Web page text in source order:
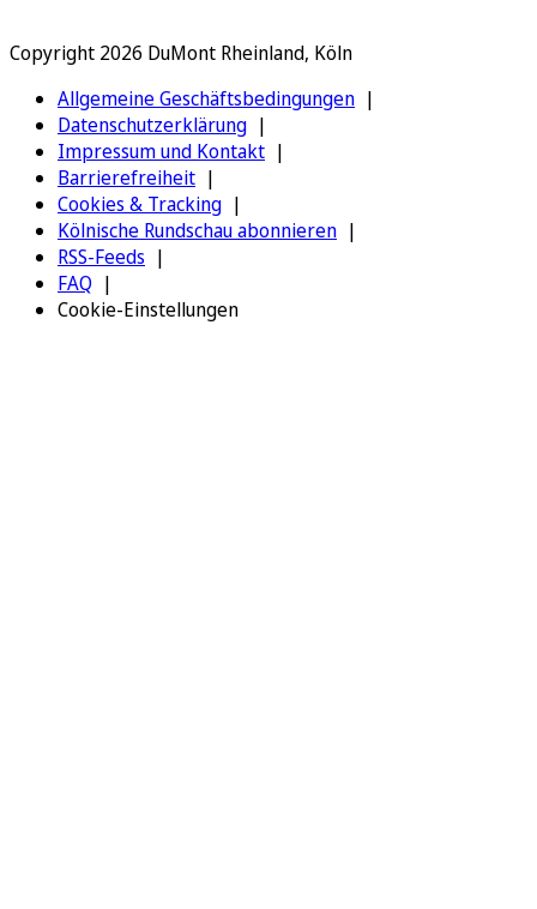
Copyright 2026 DuMont Rheinland, Köln
Allgemeine Geschäftsbedingungen
Datenschutzerklärung
Impressum und Kontakt
Barrierefreiheit
Cookies & Tracking
Kölnische Rundschau abonnieren
RSS-Feeds
FAQ
Cookie-Einstellungen